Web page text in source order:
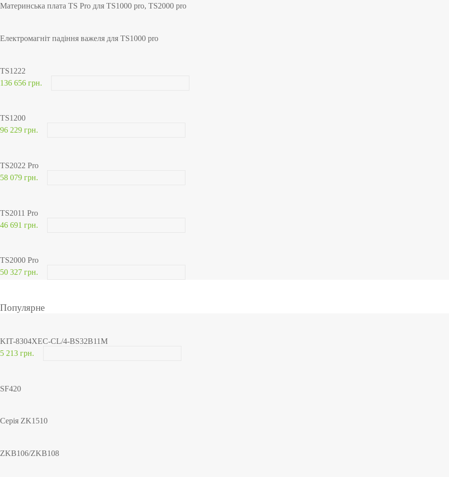
Материнська плата TS Pro для TS1000 pro, TS2000 pro
Електромагніт падіння важеля для TS1000 pro
TS1222
136 656 грн.
TS1200
96 229 грн.
TS2022 Pro
58 079 грн.
TS2011 Pro
46 691 грн.
TS2000 Pro
50 327 грн.
Популярне
KIT-8304XEC-CL/4-BS32B11M
5 213 грн.
SF420
Серія ZK1510
ZKB106/ZKB108